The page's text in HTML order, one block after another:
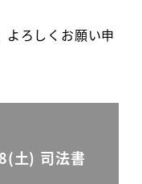
よろしくお願い申
土) 司法書